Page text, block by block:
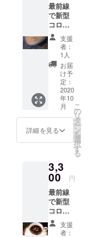
最前線
で新型
コロナ
ウイル
スと闘
う医療
従事者
の方
に、
「珈琲
元年金
箔ス
ティッ
クコー
ヒー」
を5本寄
す。 ■
リター
ン：
【珈琲
元年
オリジ
ナルブ
レンド
支援
者：
1人
お届
け予
定：
2020
年10
月
詳細を見る
こ
の
リ
タ
ー
ン
を
選
択
す
る
3,3
00 円
最前線
で新型
コロナ
ウイル
スと闘
支援
者：